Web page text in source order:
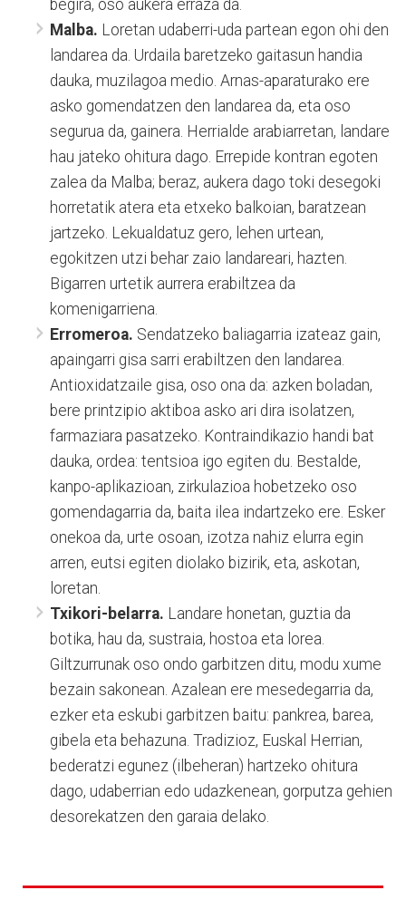
begira, oso aukera erraza da.
Malba. Loretan udaberri-uda partean egon ohi den
landarea da. Urdaila baretzeko gaitasun handia
dauka, muzilagoa medio. Arnas-aparaturako ere
asko gomendatzen den landarea da, eta oso
segurua da, gainera. Herrialde arabiarretan, landare
hau jateko ohitura dago. Errepide kontran egoten
zalea da Malba; beraz, aukera dago toki desegoki
horretatik atera eta etxeko balkoian, baratzean
jartzeko. Lekualdatuz gero, lehen urtean,
egokitzen utzi behar zaio landareari, hazten.
Bigarren urtetik aurrera erabiltzea da
komenigarriena.
Erromeroa. Sendatzeko baliagarria izateaz gain,
apaingarri gisa sarri erabiltzen den landarea.
Antioxidatzaile gisa, oso ona da: azken boladan,
bere printzipio aktiboa asko ari dira isolatzen,
farmaziara pasatzeko. Kontraindikazio handi bat
dauka, ordea: tentsioa igo egiten du. Bestalde,
kanpo-aplikazioan, zirkulazioa hobetzeko oso
gomendagarria da, baita ilea indartzeko ere. Esker
onekoa da, urte osoan, izotza nahiz elurra egin
arren, eutsi egiten diolako bizirik, eta, askotan,
loretan.
Txikori-belarra. Landare honetan, guztia da
botika, hau da, sustraia, hostoa eta lorea.
Giltzurrunak oso ondo garbitzen ditu, modu xume
bezain sakonean. Azalean ere mesedegarria da,
ezker eta eskubi garbitzen baitu: pankrea, barea,
gibela eta behazuna. Tradizioz, Euskal Herrian,
bederatzi egunez (ilbeheran) hartzeko ohitura
dago, udaberrian edo udazkenean, gorputza gehien
desorekatzen den garaia delako.